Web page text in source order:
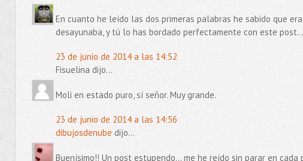
En cuanto he leído las dos primeras palabras he sabido que
desayunaba, y tú lo has bordado perfectamente con este
23 de junio de 2014 a las 14:52
Fisuelina dijo...
Moli en estado puro, sí señor. Muy grande.
23 de junio de 2014 a las 14:56
dibujosdenube dijo...
Buenísimo!! Un post estupendo... me he reído sin parar en cada